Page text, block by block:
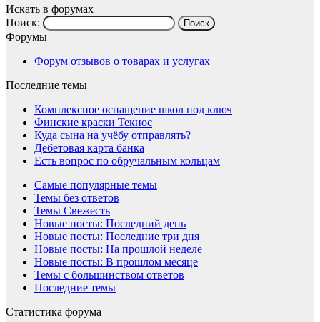
Искать в форумах
Поиск:
Форумы
Форум отзывов о товарах и услугах
Последние темы
Комплексное оснащение школ под ключ
Финские краски Текнос
Куда сына на учёбу отправлять?
Дебетовая карта банка
Есть вопрос по обручальным кольцам
Самые популярные темы
Темы без ответов
Темы Свежесть
Новые посты: Последний день
Новые посты: Последние три дня
Новые посты: На прошлой неделе
Новые посты: В прошлом месяце
Темы с большинством ответов
Последние темы
Статистика форума